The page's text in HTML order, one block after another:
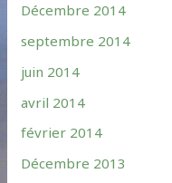
Décembre 2014
septembre 2014
juin 2014
avril 2014
février 2014
Décembre 2013